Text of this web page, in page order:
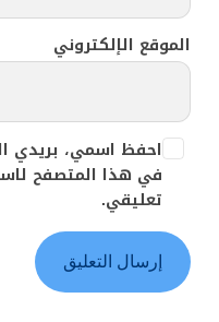
الموقع الإلكتروني
احفظ اسمي، بريدي
في هذا المتصفح
تعليقي.